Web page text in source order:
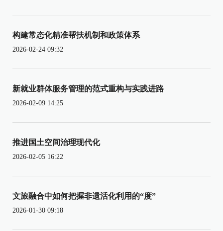
构建常态化精准帮扶机制和政策体系
2026-02-24 09:32
新就业群体服务管理的范式重构与实践进路
2026-02-09 14:25
推进国土空间治理现代化
2026-02-05 16:22
文旅融合中如何把握非遗活化利用的“度”
2026-01-30 09:18